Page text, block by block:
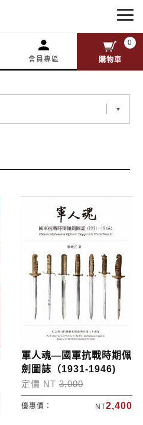
會員專區
0
購物車
軍人魂—國軍抗戰時期佩
劍圖誌（1931-1946)
定價 NT 3,000
優惠價： NT2,400